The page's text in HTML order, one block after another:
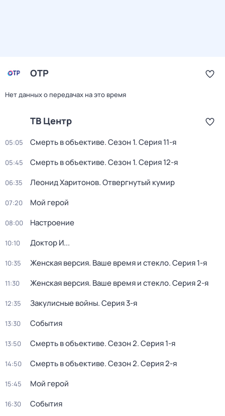
ОТР
Нет данных о передачах на это время
ТВ Центр
05:05 Смерть в объективе. Сезон 1. Серия 11-я
05:45 Смерть в объективе. Сезон 1. Серия 12-я
06:35 Леонид Харитонов. Отвергнутый кумир
07:20 Мой герой
08:00 Настроение
10:10 Доктор И...
10:35 Женская версия. Ваше время и стекло. Серия 1-я
11:30 Женская версия. Ваше время и стекло. Серия 2-я
12:35 Закулисные войны. Серия 3-я
13:30 События
13:50 Смерть в объективе. Сезон 2. Серия 1-я
14:50 Смерть в объективе. Сезон 2. Серия 2-я
15:45 Мой герой
16:30 События